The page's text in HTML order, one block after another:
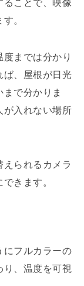
ることで、映像
。
までは分かり
ば、屋根が日光
で分かりま
が入れない場所
えられるカメラ
きます。
にフルカラーの
り、温度を可視